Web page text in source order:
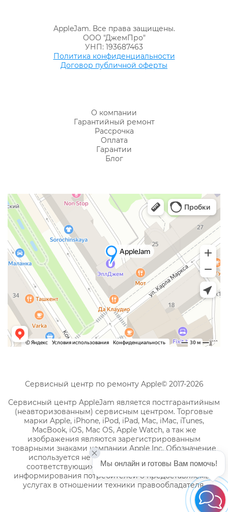
AppleJam. Все права защищены.
ООО "ДжемПро"
УНП: 193687463
Политика конфиденциальности
Договор публичной оферты
О компании
Гарантийный ремонт
Рассрочка
Оплата
Гарантии
Блог
Сервисный центр по ремонту Apple© 2017-2026
Сервисный центр AppleJam является постгарантийным
(неавторизованным) сервисным центром. Торговые
марки Apple, iPhone, iPod, iPad, Mac, iMac, iTunes,
MacBook, iOS, Mac OS, Apple Watch, а так же
изображения являются зарегистрированным
товарными знаками компании Apple Inc. Обозначение
используется не с целью индивидуализации
соответствующих услуг по ремонту, а с целью
информирования потребителей о предоставляемых
услугах в отношении техники правообладателя.
Мы онлайн и готовы Вам помочь!